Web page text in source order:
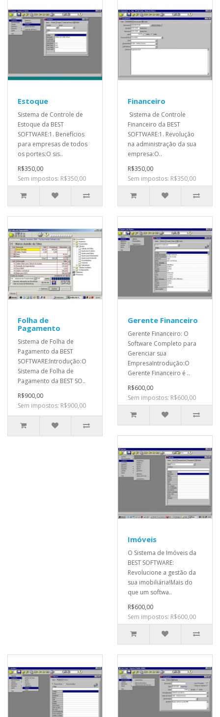
Estoque
Sistema de Controle de
Estoque da BEST
SOFTWARE:1. Benefícios
para empresas de todos
os portes:O sis..
R$350,00
Sem impostos: R$350,00
Financeiro
Sistema de Controle
Financeiro da BEST
SOFTWARE:1. Revolução
na administração da sua
empresa:O..
R$350,00
Sem impostos: R$350,00
Folha de
Pagamento
Sistema de Folha de
Pagamento da BEST
SOFTWARE:Introdução:O
Sistema de Folha de
Pagamento da BEST SO..
R$900,00
Sem impostos: R$900,00
Gerente Financeiro
Gerente Financeiro: O
Software Completo para
Gerenciar sua
EmpresaIntrodução:O
Gerente Financeiro é ..
R$600,00
Sem impostos: R$600,00
Imóveis
O Sistema de Imóveis da
BEST SOFTWARE:
Revolucione a gestão da
sua imobiliária!Mais do
que um softwa..
R$600,00
Sem impostos: R$600,00